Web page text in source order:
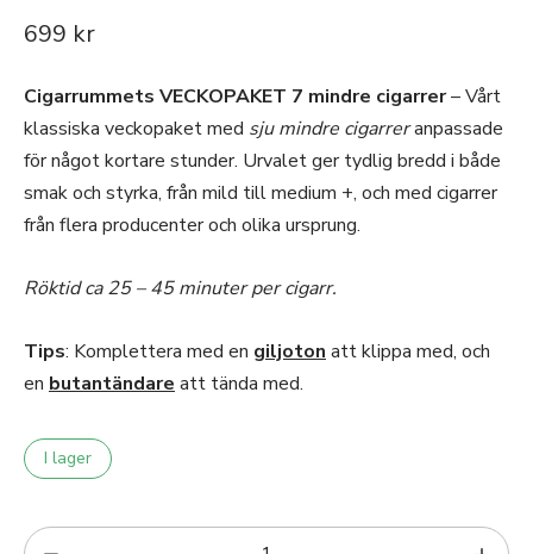
699 kr
Cigarrummets VECKOPAKET 7 mindre cigarrer– Vårt
klassiska veckopaket med sju mindre cigarreranpassade
för något kortare stunder. Urvalet ger tydlig bredd i både
smak och styrka, från mild till medium +, och med cigarrer
från flera producenter och olika ursprung.
Röktid ca 25 – 45 minuter per cigarr.
Tips: Komplettera med en giljoton att klippa med, och
en butantändare att tända med.
I lager